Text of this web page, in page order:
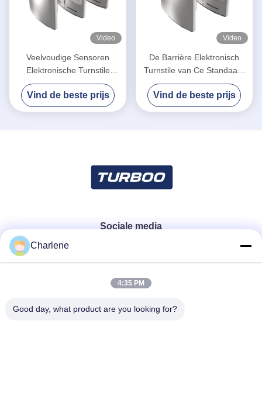
Video
Veelvoudige Sensoren
Elektronische Turnstile
Poorten voor Snelle Metro
van de Steegveiligheid Post
Vind de beste prijs
Video
De Barrière Elektronisch
Turnstile van Ce Standaard
de ControleSoftwaresysteem
van de Poortendeur
Vind de beste prijs
Sociale media
Snel contact
Charlene
4:35 PM
Good day, what product are you looking for?